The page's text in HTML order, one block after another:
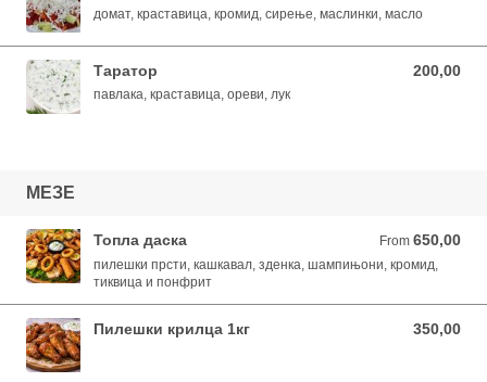
домат, краставица, кромид, сирење, маслинки, масло
Таратор 200,00
200,00 MKD
павлака, краставица, ореви, лук
МЕЗЕ
Топла даска From 650,00
From 650,00 MKD
пилешки прсти, кашкавал, зденка, шампињони, кромид,
тиквица и понфрит
Пилешки крилца 1кг 350,00
350,00 MKD